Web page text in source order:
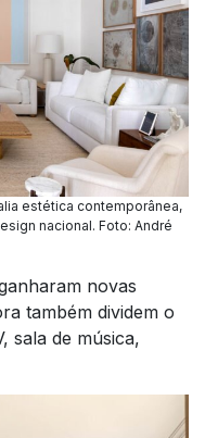
estética contemporânea,
nacional. Foto: André
novas
também dividem o
sala de música,